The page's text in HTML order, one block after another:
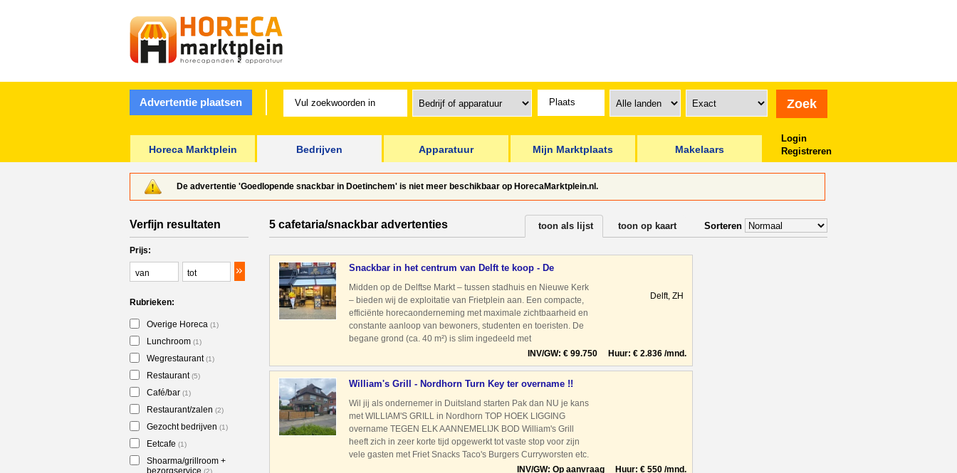
Advertentie plaatsen
Horeca Marktplein Bedrijven Apparatuur Mijn Marktplaats Makelaars
Login
Registreren
De advertentie 'Goedlopende snackbar in Doetinchem' is niet meer beschikbaar op HorecaMarktplein.nl.
Verfijn resultaten
Prijs:
Rubrieken:
Overige Horeca (1)
Lunchroom (1)
Wegrestaurant(1)
Restaurant(5)
Café/bar (1)
Restaurant/zalen (2)
Gezocht bedrijven (1)
Eetcafe (1)
Shoarma/grillroom +
bezorgservice (2)
5 cafetaria/snackbar advertenties Sorteren
toon als lijst toon op kaart
Snackbar in het centrum van Delft te koop - De
Midden op de Delftse Markt – tussen stadhuis en Nieuwe Kerk
– bieden wij de exploitatie van Frietplein aan. Een compacte,
efficiënte horecaonderneming met maximale zichtbaarheid en
constante aanloop van bewoners, studenten en toeristen. De
begane grond (ca. 40 m²) is slim ingedeeld met
voorbereidingskeuken, toilet, vitrine en de kenmerkende
sauzenb
Delft, ZH
INV/GW: € 99.750 Huur: € 2.836 /mnd.
William's Grill - Nordhorn Turn Key ter overname !!
Wil jij als ondernemer in Duitsland starten Pak dan NU je kans
met WILLIAM'S GRILL in Nordhorn TOP HOEK LIGGING
overname TEGEN ELK AANNEMELIJK BOD William's Grill
heeft zich in zeer korte tijd opgewerkt tot vaste stop voor zijn
vele gasten met Friet Snacks Taco's Burgers Curryworsten etc.
INV/GW: Op aanvraag Huur: € 550 /mnd.